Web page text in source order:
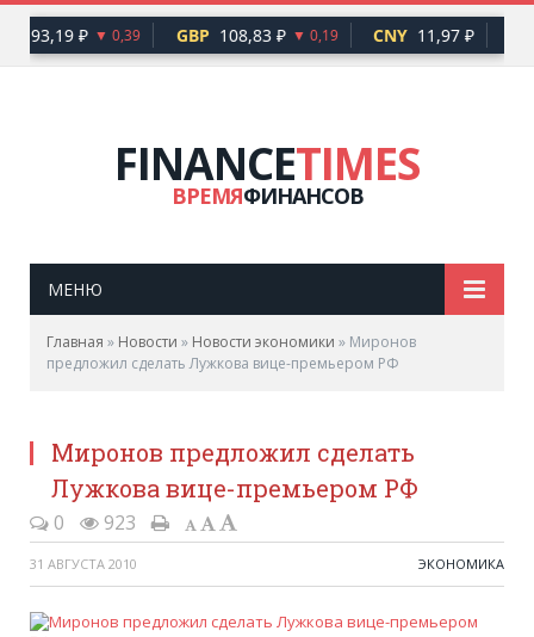
93,19 ₽ ▼ 0,39 GBP 108,83 ₽ ▼ 0,19 CNY 11,97 ₽
FINANCETIMES
ВРЕМЯФИНАНСОВ
МЕНЮ
Главная » Новости » Новости экономики » Миронов
предложил сделать Лужкова вице-премьером РФ
Миронов предложил сделать
Лужкова вице-премьером РФ
0 923
31 АВГУСТА 2010 ЭКОНОМИКА